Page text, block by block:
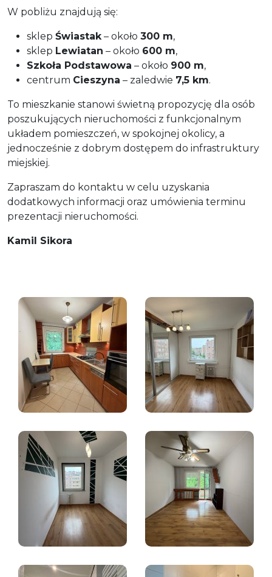
W pobliżu znajdują się:
sklep Świastak– około 300 m,
sklep Lewiatan – około 600 m,
Szkoła Podstawowa – około 900 m,
centrum Cieszyna – zaledwie 7,5 km.
To mieszkanie stanowi świetną propozycję dla osób
poszukujących nieruchomości z funkcjonalnym
układem pomieszczeń, w spokojnej okolicy, a
jednocześnie z dobrym dostępem do infrastruktury
miejskiej.
Zapraszam do kontaktu w celu uzyskania
dodatkowych informacji oraz umówienia terminu
prezentacji nieruchomości.
Kamil Sikora